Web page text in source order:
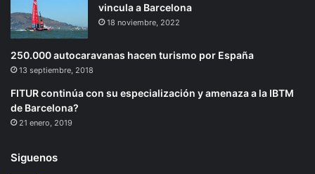
vincula a Barcelona
18 noviembre, 2022
250.000 autocaravanas hacen turismo por España
13 septiembre, 2018
FITUR continúa con su especialización y amenaza a la IBTM
de Barcelona?
21 enero, 2019
Siguenos